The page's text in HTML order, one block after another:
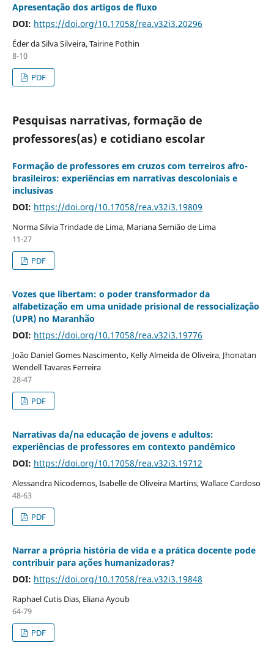
Apresentação dos artigos de fluxo
DOI: https://doi.org/10.17058/rea.v32i3.20296
Éder da Silva Silveira, Tairine Pothin
8-10
PDF
Pesquisas narrativas, formação de
professores(as) e cotidiano escolar
Formação de professores em cruzos com terreiros afro-
brasileiros: experiências em narrativas descoloniais e
inclusivas
DOI: https://doi.org/10.17058/rea.v32i3.19809
Norma Silvia Trindade de Lima, Mariana Semião de Lima
11-27
PDF
Vozes que libertam: o poder transformador da
alfabetização em uma unidade prisional de ressocialização
(UPR) no Maranhão
DOI: https://doi.org/10.17058/rea.v32i3.19776
João Daniel Gomes Nascimento, Kelly Almeida de Oliveira, Jhonatan
Wendell Tavares Ferreira
28-47
PDF
Narrativas da/na educação de jovens e adultos:
experiências de professores em contexto pandêmico
DOI: https://doi.org/10.17058/rea.v32i3.19712
Alessandra Nicodemos, Isabelle de Oliveira Martins, Wallace Cardoso
48-63
PDF
Narrar a própria história de vida e a prática docente pode
contribuir para ações humanizadoras?
DOI: https://doi.org/10.17058/rea.v32i3.19848
Raphael Cutis Dias, Eliana Ayoub
64-79
PDF